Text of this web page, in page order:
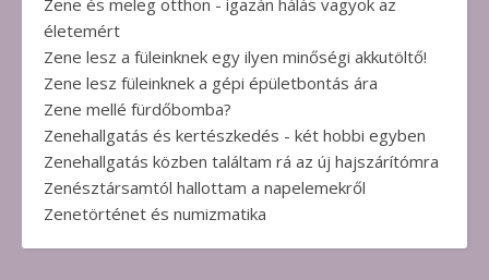
Zene és meleg otthon - igazán hálás vagyok az
életemért
Zene lesz a füleinknek egy ilyen minőségi akkutöltő!
Zene lesz füleinknek a gépi épületbontás ára
Zene mellé fürdőbomba?
Zenehallgatás és kertészkedés - két hobbi egyben
Zenehallgatás közben találtam rá az új hajszárítómra
Zenésztársamtól hallottam a napelemekről
Zenetörténet és numizmatika